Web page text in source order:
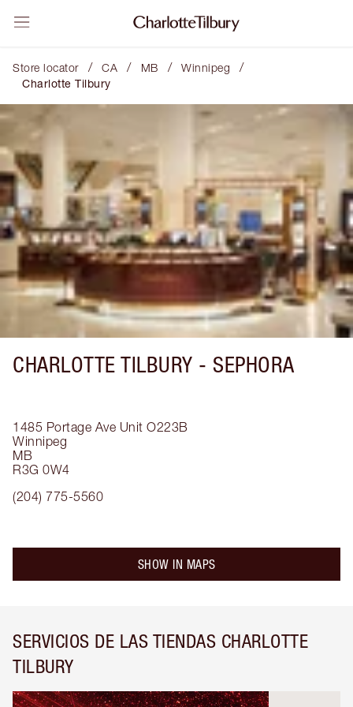
Store locator / CA / MB / Winnipeg /
Charlotte Tilbury
CHARLOTTE TILBURY - SEPHORA
1485 Portage Ave Unit O223B
Winnipeg
MB
R3G 0W4
(204) 775-5560
SHOW IN MAPS
SERVICIOS DE LAS TIENDAS CHARLOTTE
TILBURY